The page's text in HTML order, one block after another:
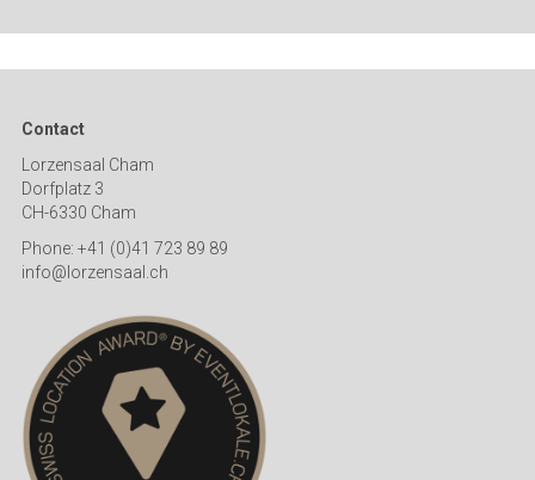
Contact
Lorzensaal Cham
Dorfplatz 3
CH-6330 Cham
Phone: +41 (0)41 723 89 89
info@lorzensaal.ch